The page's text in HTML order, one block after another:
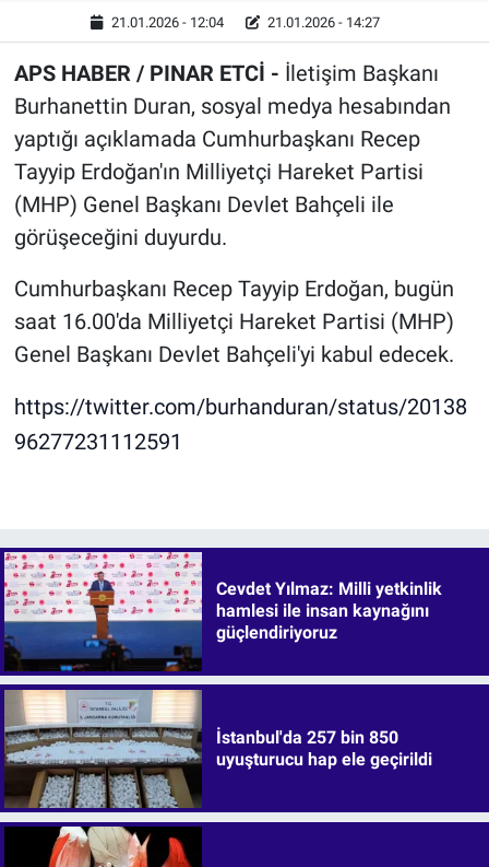
21.01.2026 - 12:04 21.01.2026 - 14:27
APS HABER / PINAR ETCİ - İletişim Başkanı
Burhanettin Duran, sosyal medya hesabından
yaptığı açıklamada Cumhurbaşkanı Recep
Tayyip Erdoğan'ın Milliyetçi Hareket Partisi
(MHP) Genel Başkanı Devlet Bahçeli ile
görüşeceğini duyurdu.
Cumhurbaşkanı Recep Tayyip Erdoğan, bugün
saat 16.00'da Milliyetçi Hareket Partisi (MHP)
Genel Başkanı Devlet Bahçeli'yi kabul edecek.
https://twitter.com/burhanduran/status/20138
96277231112591
Cevdet Yılmaz: Milli yetkinlik
hamlesi ile insan kaynağını
güçlendiriyoruz
İstanbul'da 257 bin 850
uyuşturucu hap ele geçirildi